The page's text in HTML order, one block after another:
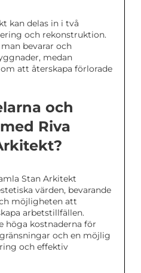
kan delas in i två
och rekonstruktion.
bevarar och
medan
att återskapa förlorade
och
Riva
Stan Arkitekt
värden, bevarande
möjligheten att
arbetstillfällen.
höga kostnaderna för
och en möjlig
och effektiv